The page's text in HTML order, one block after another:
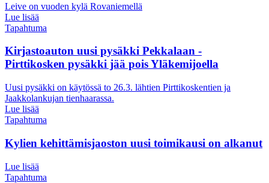
Leive on vuoden kylä Rovaniemellä
Lue lisää
Tapahtuma
Kirjastoauton uusi pysäkki Pekkalaan -
Pirttikosken pysäkki jää pois Yläkemijoella
Uusi pysäkki on käytössä to 26.3. lähtien Pirttikoskentien ja
Jaakkolankujan tienhaarassa.
Lue lisää
Tapahtuma
Kylien kehittämisjaoston uusi toimikausi on alkanut
Lue lisää
Tapahtuma